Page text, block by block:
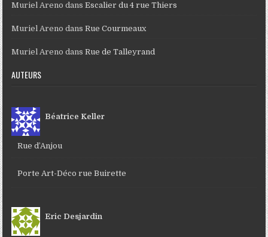
Muriel Areno dansEscalier du 4 rue Thiers
Muriel Areno dansRue Courmeaux
Muriel Areno dansRue de Talleyrand
AUTEURS
Béatrice Keller
Rue d’Anjou
Porte Art-Déco rue Buirette
Eric Desjardin